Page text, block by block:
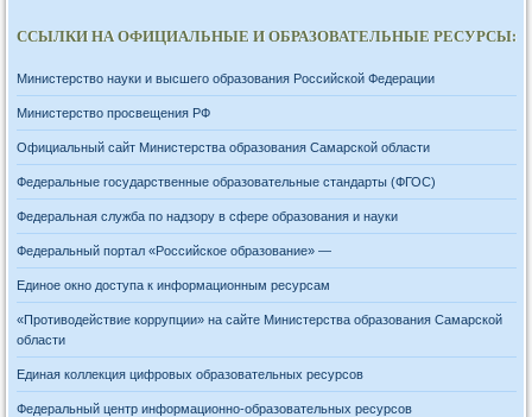
ССЫЛКИ НА ОФИЦИАЛЬНЫЕ И ОБРАЗОВАТЕЛЬНЫЕ РЕСУРСЫ:
Министерство науки и высшего образования Российской Федерации
Министерство просвещения РФ
Официальный сайт Министерства образования Самарской области
Федеральные государственные образовательные стандарты (ФГОС)
Федеральная служба по надзору в сфере образования и науки
Федеральный портал «Российское образование» —
Единое окно доступа к информационным ресурсам
«Противодействие коррупции» на сайте Министерства образования Самарской
области
Единая коллекция цифровых образовательных ресурсов
Федеральный центр информационно-образовательных ресурсов